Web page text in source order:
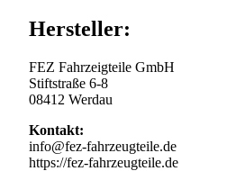
Hersteller:
FEZ Fahrzeigteile GmbH
Stiftstraße 6-8
08412 Werdau
Kontakt:
info@fez-fahrzeugteile.de
https://fez-fahrzeugteile.de